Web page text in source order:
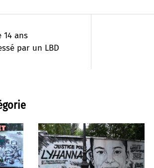
14 ans
par un LBD